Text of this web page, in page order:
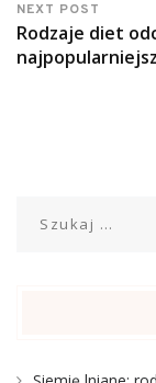
NEXT POST
Rodzaje diet